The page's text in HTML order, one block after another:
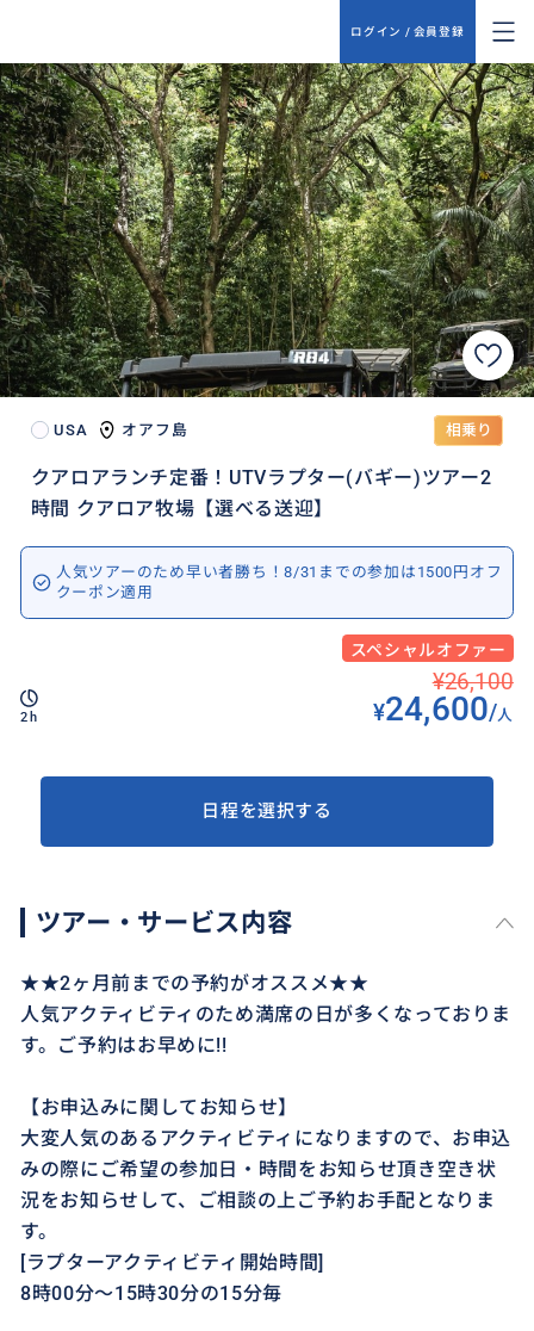
ログイン / 会員登録
USA オアフ島 相乗り
クアロアランチ定番！UTVラプター(バギー)ツアー2
時間 クアロア牧場【選べる送迎】
人気ツアーのため早い者勝ち！8/31までの参加は1500円オフ
クーポン適用
スペシャルオファー
2h
¥26,100
¥24,600/人
日程を選択する
ツアー・サービス内容
★★2ヶ月前までの予約がオススメ★★
人気アクティビティのため満席の日が多くなっておりま
す。ご予約はお早めに!!
【お申込みに関してお知らせ】
大変人気のあるアクティビティになりますので、お申込
みの際にご希望の参加日・時間をお知らせ頂き空き状
況をお知らせして、ご相談の上ご予約お手配となりま
す。
[ラプターアクティビティ開始時間]
8時00分〜15時30分の15分毎